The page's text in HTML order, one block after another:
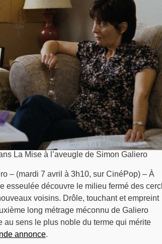
La Mise à l’aveugle de Simon Galiero
– (mardi 7 avril à 3h10, sur CinéPop) – À
esseulée découvre le milieu fermé des
voisins. Drôle, touchant et empreint
long métrage méconnu de Galiero
au sens le plus noble du terme qui mérite
annonce.